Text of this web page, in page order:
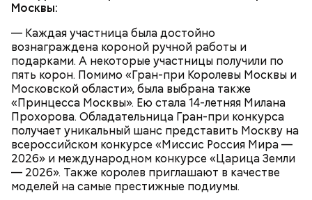
Москвы:
— Каждая участница была достойно
вознаграждена короной ручной работы и
подарками. А некоторые участницы получили по
пять корон. Помимо «Гран-при Королевы Москвы и
Московской области», была выбрана также
«Принцесса Москвы». Ею стала 14-летняя Милана
Прохорова. Обладательница Гран-при конкурса
получает уникальный шанс представить Москву на
всероссийском конкурсе «Миссис Россия Мира —
2026» и международном конкурсе «Царица Земли
— 2026». Также королев приглашают в качестве
моделей на самые престижные подиумы.
В образовательном комплексе градостроительства
«Столица» открыли три современные лаборатории
и две сварочные мастерские. Более 600 студентов
изучают системы отопления, водоснабжения и
электротехнику на учебных стендах, которые
лакокрасочному покрытию. Ежегодно практику
здесь будут проходить более 600 будущих
автомехаников и мастеров-приемщиков кузовного
и слесарного цехов. В этом же колледже есть
мастерская по ремонту электромобилей. Мастер
производственного обучения Александр Дорохин
рассказал, что ее оснастили четырьмя
электромобилями «Москвич Зе».
предпрофессиональных медиаклассов —
«Газпром-медиа холдинг», «Вечерняя Москва»,
«Москва Медиа» и другие. Их представители
помогают школьникам погрузиться в разные
профессии, делятся опытом и практическими
навыками. Свои проекты ученики создают и на
базе 21 вуза партнера.